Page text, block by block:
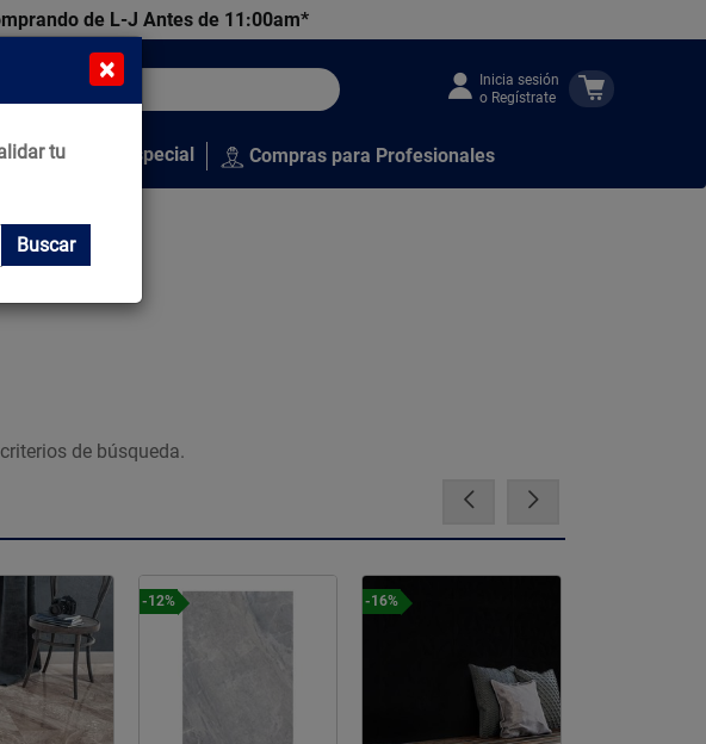
de L-J Antes de 11:00am*
Inicia sesión
o Regístrate
Venta Especial Compras para Profesionales
de búsqueda.
-12% -16%
×
tu
Buscar